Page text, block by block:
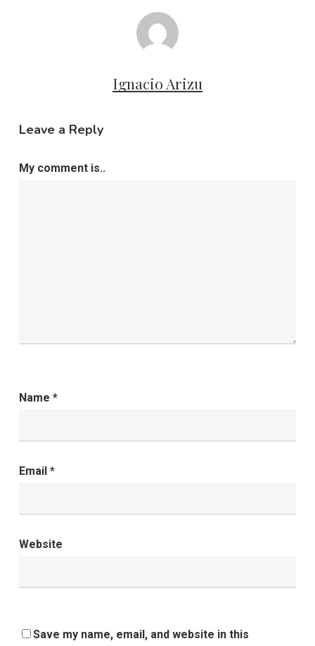
Ignacio Arizu
Leave a Reply
My comment is..
Name *
Email *
Website
Save my name, email, and website in this